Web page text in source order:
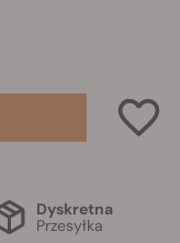
Dyskretna
Przesyłka